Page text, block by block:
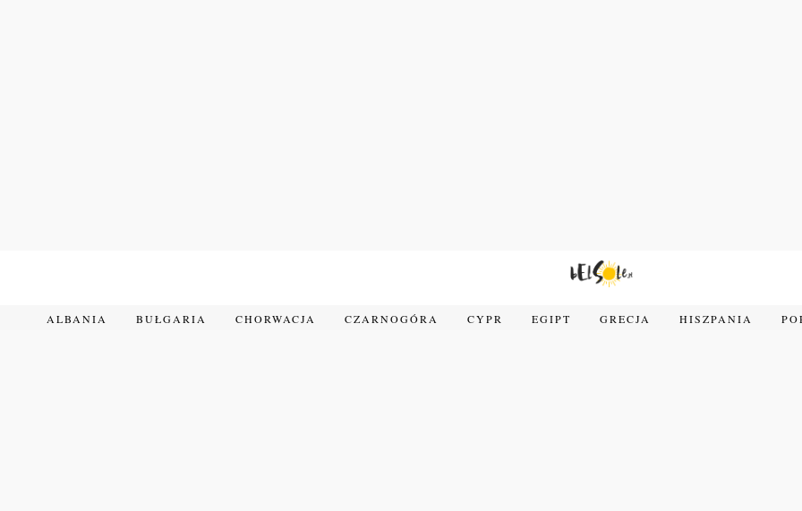
ALBANIA BUŁGARIA CHORWACJA CZARNOGÓRA CYPR EGIPT GRECJA HISZPANIA